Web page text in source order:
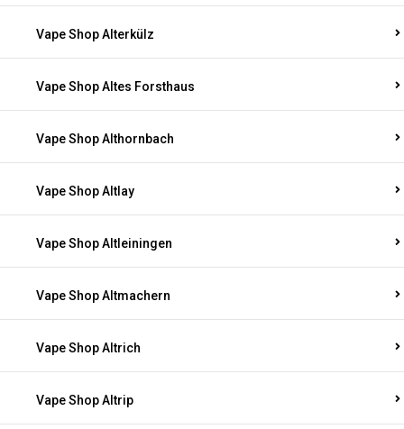
Vape Shop Alterkülz
Vape Shop Altes Forsthaus
Vape Shop Althornbach
Vape Shop Altlay
Vape Shop Altleiningen
Vape Shop Altmachern
Vape Shop Altrich
Vape Shop Altrip